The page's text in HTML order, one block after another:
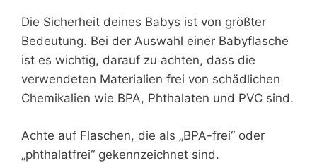
Die Sicherheit deines Babys ist von größter
Bedeutung. Bei der Auswahl einer Babyflasche
ist es wichtig, darauf zu achten, dass die
verwendeten Materialien frei von schädlichen
Chemikalien wie BPA, Phthalaten und PVC sind.
Achte auf Flaschen, die als „BPA-frei“ oder
„phthalatfrei“ gekennzeichnet sind.